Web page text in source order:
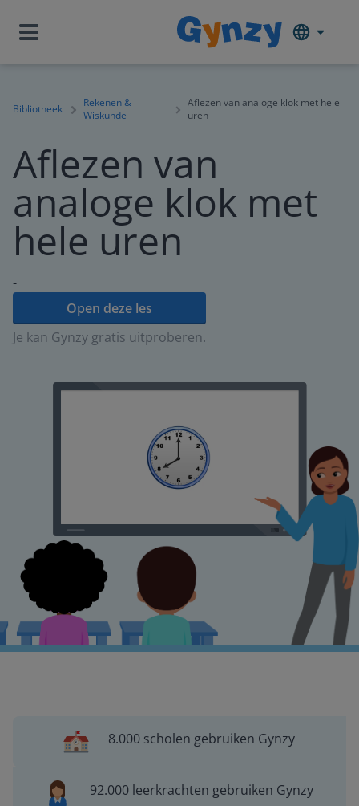
Bibliotheek
Rekenen &
Wiskunde
Aflezen van analoge klok met hele
uren
Aflezen van
analoge klok met
hele uren
-
Open deze les
Je kan Gynzy gratis uitproberen.
8.000 scholen gebruiken Gynzy
92.000 leerkrachten gebruiken Gynzy